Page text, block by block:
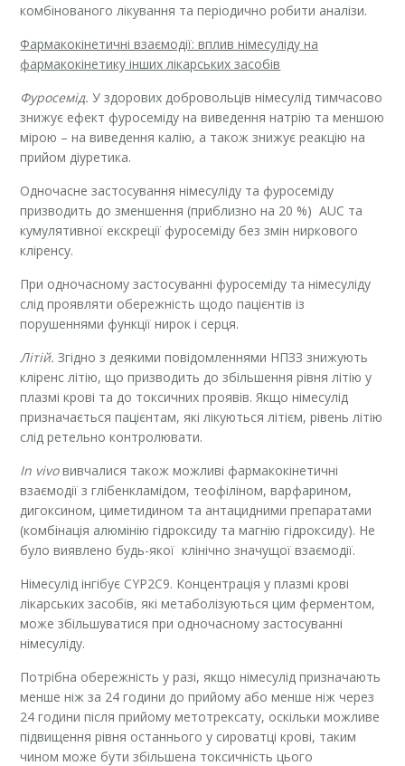
комбінованого лікування та періодично робити аналізи.
Фармакокінетичні взаємодії: вплив німесуліду на
фармакокінетику інших лікарських засобів
Фуросемід.У здорових добровольців німесулід тимчасово
знижує ефект фуросеміду на виведення натрію та меншою
мірою – на виведення калію, а також знижує реакцію на
прийом діуретика.
Одночасне застосування німесуліду та фуросеміду
призводить до зменшення (приблизно на 20 %) AUC та
кумулятивної екскреції фуросеміду без змін ниркового
кліренсу.
При одночасному застосуванні фуросеміду та німесуліду
слід проявляти обережність щодо пацієнтів із
порушеннями функції нирок і серця.
Літій.Згідно з деякими повідомленнями НПЗЗ знижують
кліренс літію, що призводить до збільшення рівня літію у
плазмі крові та до токсичних проявів. Якщо німесулід
призначається пацієнтам, які лікуються літієм, рівень літію
слід ретельно контролювати.
In vivoвивчалися також можливі фармакокінетичні
взаємодії з глібенкламідом, теофіліном, варфарином,
дигоксином, циметидином та антацидними препаратами
(комбінація алюмінію гідроксиду та магнію гідроксиду). Не
було виявлено будь-якої клінічно значущої взаємодії.
Німесулід інгібує CYP2C9. Концентрація у плазмі крові
лікарських засобів, які метаболізуються цим ферментом,
може збільшуватися при одночасному застосуванні
німесуліду.
Потрібна обережність у разі, якщо німесулід призначають
менше ніж за 24 години до прийому або менше ніж через
24 години після прийому метотрексату, оскільки можливе
підвищення рівня останнього у сироватці крові, таким
чином може бути збільшена токсичність цього